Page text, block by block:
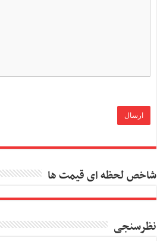
شاخص لحظه ای قیمت ها
نظرسنجی